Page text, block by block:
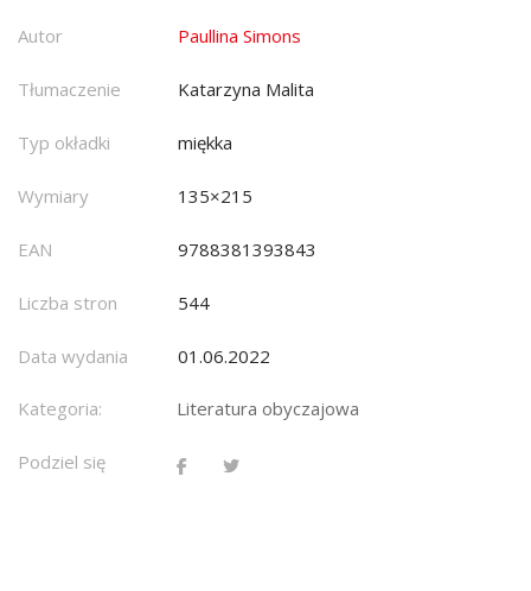
Autor Paullina Simons
Tłumaczenie Katarzyna Malita
Typ okładki miękka
Wymiary 135×215
EAN 9788381393843
Liczba stron 544
Data wydania 01.06.2022
Kategoria: Literatura obyczajowa
Podziel się